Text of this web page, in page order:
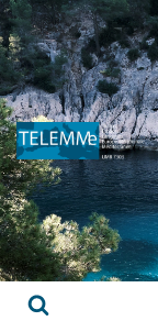
Aller
au
contenu